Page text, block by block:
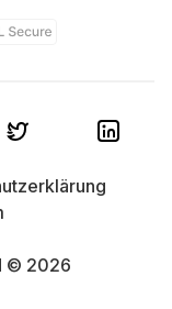
© 2026